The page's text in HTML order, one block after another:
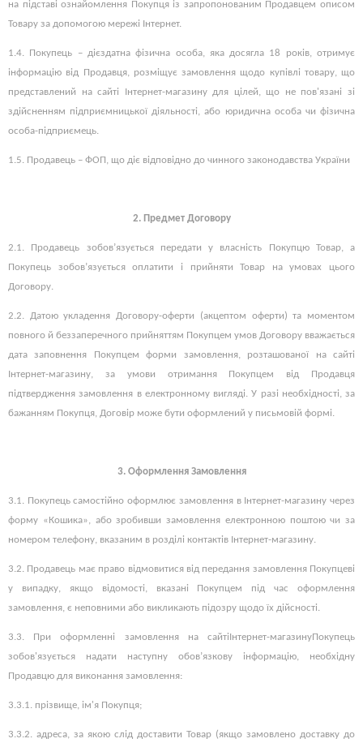
на підставі ознайомлення Покупця із запропонованим Продавцем описом
Товару за допомогою мережі Інтернет.
1.4. Покупець – дієздатна фізична особа, яка досягла 18 років, отримує
інформацію від Продавця, розміщує замовлення щодо купівлі товару, що
представлений на сайті Інтернет-магазину для цілей, що не пов'язані зі
здійсненням підприємницької діяльності, або юридична особа чи фізична
особа-підприємець.
1.5. Продавець – ФОП, що діє відповідно до чинного законодавства України
2. Предмет Договору
2.1. Продавець зобов’язується передати у власність Покупцю Товар, а
Покупець зобов’язується оплатити і прийняти Товар на умовах цього
Договору.
2.2. Датою укладення Договору-оферти (акцептом оферти) та моментом
повного й беззаперечного прийняттям Покупцем умов Договору вважається
дата заповнення Покупцем форми замовлення, розташованої на сайті
Інтернет-магазину, за умови отримання Покупцем від Продавця
підтвердження замовлення в електронному вигляді. У разі необхідності, за
бажанням Покупця, Договір може бути оформлений у письмовій формі.
3.ОформленняЗамовлення
3.1. Покупець самостійно оформлює замовлення в Інтернет-магазину через
форму «Кошика», або зробивши замовлення електронною поштою чи за
номером телефону, вказаним в розділі контактів Інтернет-магазину.
3.2. Продавець має право відмовитися від передання замовлення Покупцеві
у випадку, якщо відомості, вказані Покупцем під час оформлення
замовлення, є неповними або викликають підозру щодо їх дійсності.
3.3. При оформленні замовлення на сайтіІнтернет-магазинуПокупець
зобов'язується надати наступну обов’язкову інформацію, необхідну
Продавцю для виконання замовлення:
3.3.1. прізвище, ім'я Покупця;
3.3.2. адреса, за якою слід доставити Товар (якщо замовлено доставку до